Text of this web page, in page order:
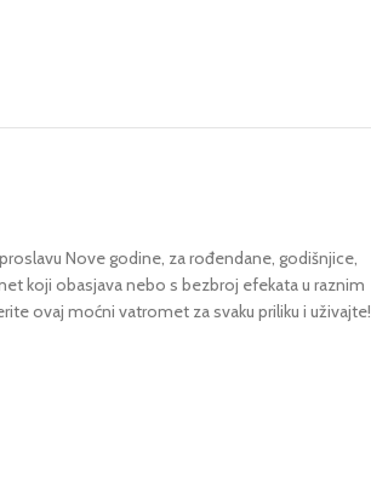
Nove godine, za rođendane, godišnjice,
koji obasjava nebo s bezbroj efekata u raznim
ovaj moćni vatromet za svaku priliku i uživajte!